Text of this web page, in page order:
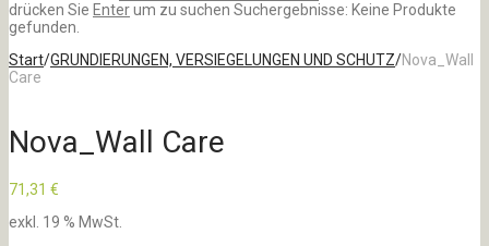
drücken Sie Enterum zu suchen Suchergebnisse: Keine Produkte
gefunden.
Start/GRUNDIERUNGEN, VERSIEGELUNGEN UND SCHUTZ/Nova_Wall
Care
Nova_Wall Care
71,31 €
exkl. 19 % MwSt.